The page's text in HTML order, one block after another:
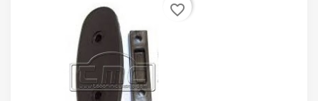
favorite_border